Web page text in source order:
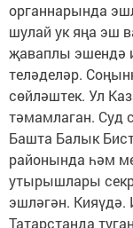
органнарында
шулай ук яңа эш
җаваплы эшендә
теләделәр.
сөйләштек. Ул
тәмамлаган. Суд
Башта Балык
районында һәм
утырышлары
эшләгән. Кияүдә.
Татарстанда